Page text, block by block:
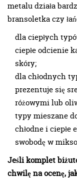
metalu działa
bransoletka czy
dla ciepłych
ciepłe odcienie
skóry;
dla chłodnych
prezentuje się
różowymi lub
typy mieszane
chłodne i ciepłe
swobodę w
Jeśli komplet
chwilę na ocenę,